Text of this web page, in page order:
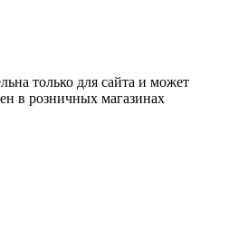
только для сайта и может
в розничных магазинах